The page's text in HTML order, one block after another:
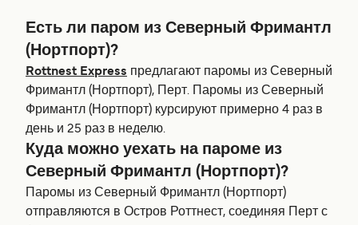
Есть ли паром из Северный Фримантл
(Нортпорт)?
Rottnest Express предлагают паромы из Северный
Фримантл (Нортпорт), Перт. Паромы из Северный
Фримантл (Нортпорт) курсируют примерно 4 раз в
день и 25 раз в неделю.
Куда можно уехать на пароме из
Северный Фримантл (Нортпорт)?
Паромы из Северный Фримантл (Нортпорт)
отправляются в Остров Роттнест, соединяя Перт с